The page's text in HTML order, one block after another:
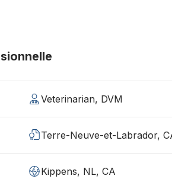
Veterinarian, DVM
Terre-Neuve-et-Labrador,
Kippens, NL, CA